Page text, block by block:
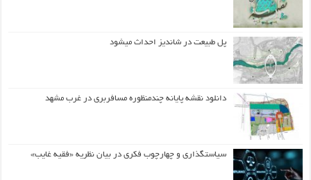
پل طبیعت در شاندیز احداث میشود
دانلود نقشه پایانه چندمنظوره مسافربری در غرب مشهد
سیاستگذاری و چهارچوب فکری در بیان نظریه «فقیه غایب»